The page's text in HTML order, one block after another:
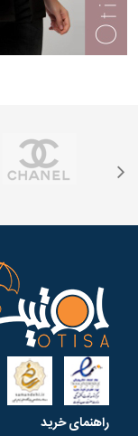
راهنمای خرید